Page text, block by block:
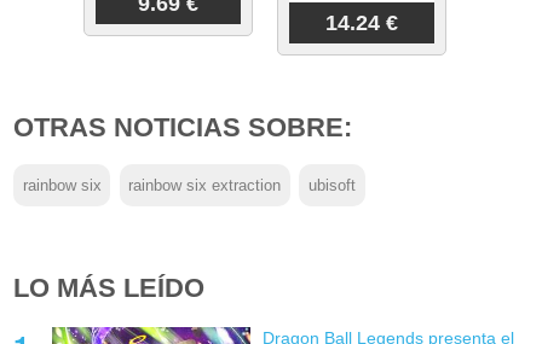
14.24 €
OTRAS NOTICIAS SOBRE:
rainbow six rainbow six extraction ubisoft
LO MÁS LEÍDO
Dragon Ball Legends presenta el